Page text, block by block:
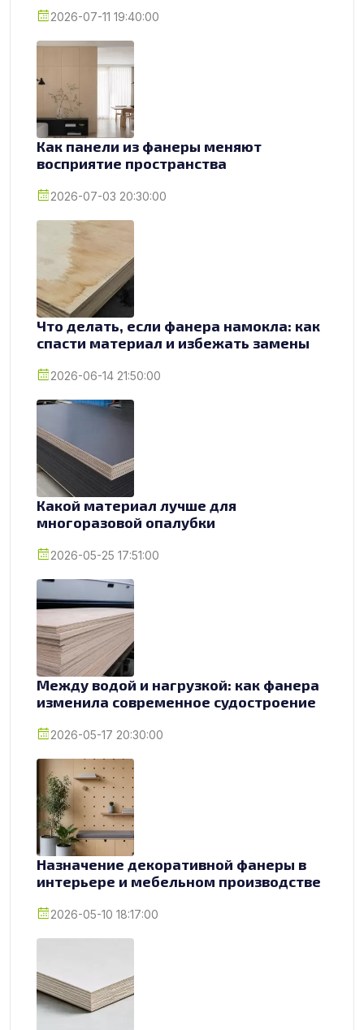
2026-07-11 19:40:00
Как панели из фанеры меняют
восприятие пространства
2026-07-03 20:30:00
Что делать, если фанера намокла: как
спасти материал и избежать замены
2026-06-14 21:50:00
Какой материал лучше для
многоразовой опалубки
2026-05-25 17:51:00
Между водой и нагрузкой: как фанера
изменила современное судостроение
2026-05-17 20:30:00
Назначение декоративной фанеры в
интерьере и мебельном производстве
2026-05-10 18:17:00